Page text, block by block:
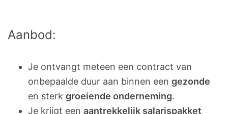
Aanbod:
Je ontvangt meteen een contract van
onbepaalde duur aan binnen een gezonde
en sterk groeiende onderneming.
Je krijgt een aantrekkelijk salarispakket